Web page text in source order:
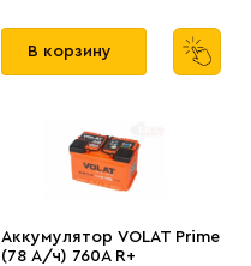
В корзину
Аккумулятор VOLAT Prime
(78 А/ч) 760A R+